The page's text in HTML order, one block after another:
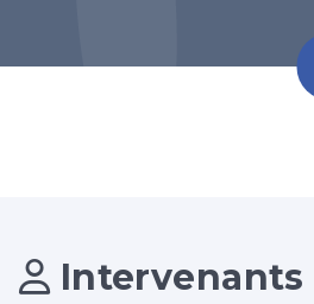
Intervenants